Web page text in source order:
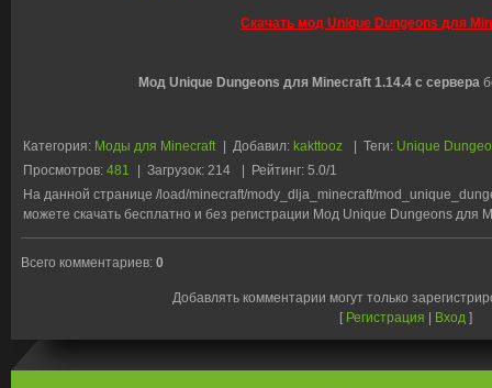
Скачать мод Unique Dungeons для
Мод Unique Dungeons для Minecraft 1.14.4 с сервера
Категория: Моды для Minecraft | Добавил: kakttooz | Теги: Unique
Просмотров: 481 | Загрузок: 214 | Рейтинг: 5.0/1
На данной странице /load/minecraft/mody_dlja_minecraft/
можете скачать бесплатно и без регистрации Мод Unique Dungeons для
Всего комментариев: 0
Добавлять комментарии могут только
[ Регистрация | Вход ]